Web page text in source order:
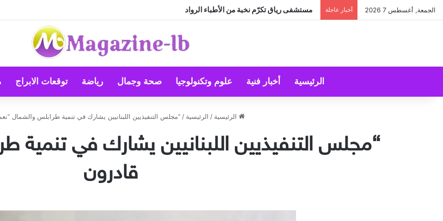
الجمعة, أغسطس 7 2026 أخبار عاجلة مستشفى رياق تكرّم نخبة من الأطباء الرواد
الرئيسية أخبار فنية علوم وتكنولوجيا صحة وجمال رياضة توقعات الابراج
الرئيسية / الرئيسية / “مجلس التنفيذيين اللبنانيين يشارك في تنمية طرابلس والشمال
“مجلس التنفيذيين اللبنانيين يشارك في تنمية
قادرون